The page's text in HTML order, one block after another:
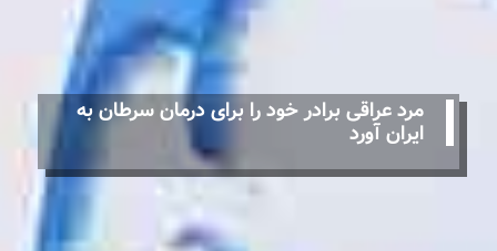
مرد عراقی برادر خود را برای درمان سرطان به
ایران آورد